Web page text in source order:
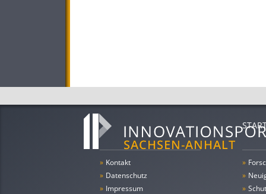
» Kontakt
» Datenschutz
» Impressum
»
»
»